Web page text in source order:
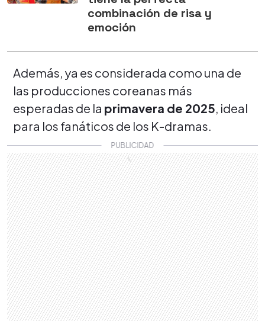
combinación de risa y
emoción
Además, ya es considerada como una de
las producciones coreanas más
esperadas de la primavera de 2025, ideal
para los fanáticos de los K-dramas.